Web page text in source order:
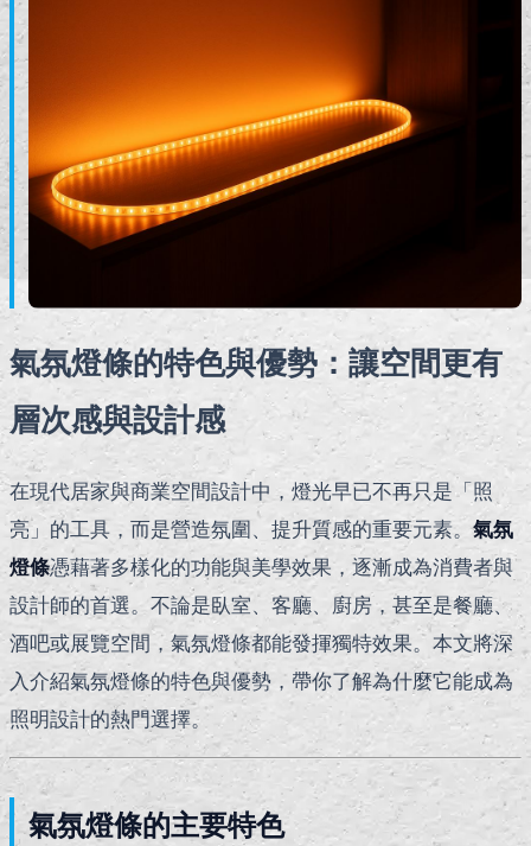
氣氛燈條的特色與優勢：讓空間更有
層次感與設計感
在現代居家與商業空間設計中，燈光早已不再只是「照
亮」的工具，而是營造氛圍、提升質感的重要元素。氣氛
燈條憑藉著多樣化的功能與美學效果，逐漸成為消費者與
設計師的首選。不論是臥室、客廳、廚房，甚至是餐廳、
酒吧或展覽空間，氣氛燈條都能發揮獨特效果。本文將深
入介紹氣氛燈條的特色與優勢，帶你了解為什麼它能成為
照明設計的熱門選擇。
氣氛燈條的主要特色